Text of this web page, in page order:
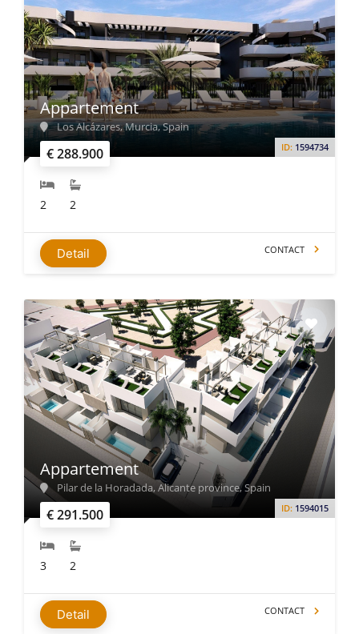
€ 288.900 ID: 1594734
Appartement
Los Alcázares, Murcia, Spain
2 2
Detail CONTACT
€ 291.500 ID: 1594015
Appartement
Pilar de la Horadada, Alicante province, Spain
3 2
Detail CONTACT